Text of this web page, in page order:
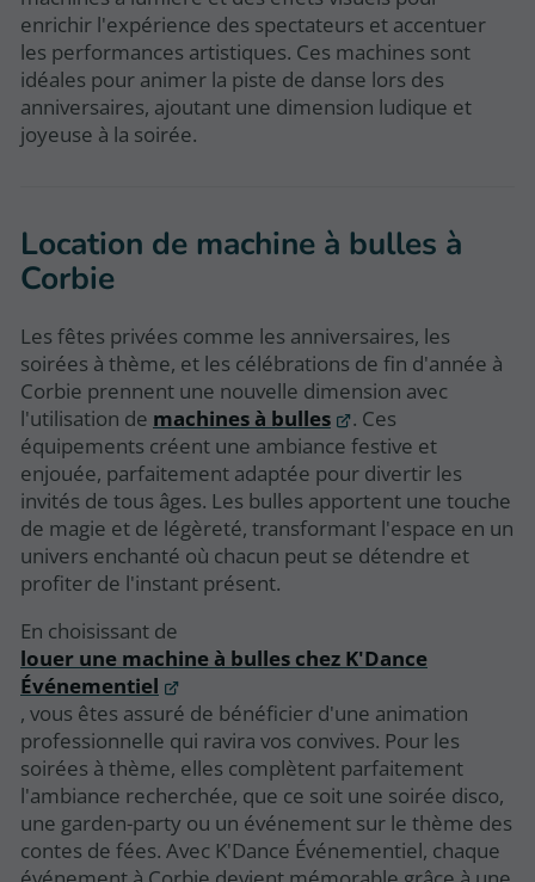
enrichir l'expérience des spectateurs et accentuer
les performances artistiques. Ces machines sont
idéales pour animer la piste de danse lors des
anniversaires, ajoutant une dimension ludique et
joyeuse à la soirée.
Location de machine à bulles à
Corbie
Les fêtes privées comme les anniversaires, les
soirées à thème, et les célébrations de fin d'année à
Corbie prennent une nouvelle dimension avec
l'utilisation de machines à bulles
. Ces
équipements créent une ambiance festive et
enjouée, parfaitement adaptée pour divertir les
invités de tous âges. Les bulles apportent une touche
de magie et de légèreté, transformant l'espace en un
univers enchanté où chacun peut se détendre et
profiter de l'instant présent.
En choisissant de
louer une machine à bulles chez K'Dance
Événementiel
, vous êtes assuré de bénéficier d'une animation
professionnelle qui ravira vos convives. Pour les
soirées à thème, elles complètent parfaitement
l'ambiance recherchée, que ce soit une soirée disco,
une garden-party ou un événement sur le thème des
contes de fées. Avec K'Dance Événementiel, chaque